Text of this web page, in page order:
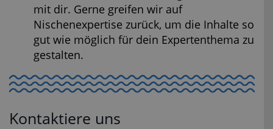
mit dir. Gerne greifen wir auf
Nischenexpertise zurück, um die Inhalte so
gut wie möglich für dein Expertenthema zu
gestalten.
Kontaktiere uns